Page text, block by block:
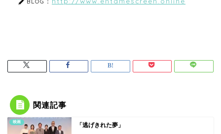
関連記事
映画 「逃げきれた夢」